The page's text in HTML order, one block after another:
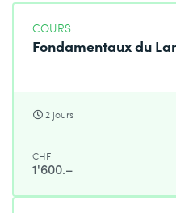
COURS
Fondamentaux du
2 jours
CHF
1'600.–